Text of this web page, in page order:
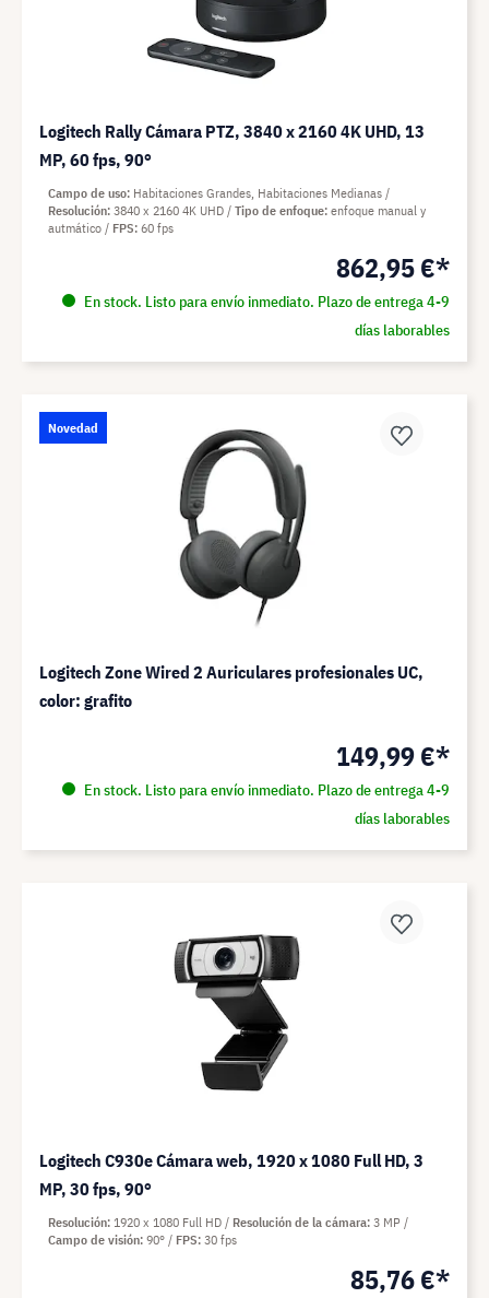
Logitech Rally Cámara PTZ, 3840 x 2160 4K UHD, 13
MP, 60 fps, 90°
862,95 €*
En stock. Listo para envío inmediato. Plazo de entrega 4-9
días laborables
Campo de uso Habitaciones Grandes, Habitaciones Medianas
Resolución 3840 x 2160 4K UHD Tipo de enfoque enfoque manual y
autmático
FPS 60 fps
Novedad
Logitech Zone Wired 2 Auriculares profesionales UC,
color: grafito
149,99 €*
En stock. Listo para envío inmediato. Plazo de entrega 4-9
días laborables
Logitech C930e Cámara web, 1920 x 1080 Full HD, 3
MP, 30 fps, 90°
85,76 €*
Resolución 1920 x 1080 Full HD Resolución de la cámara 3 MP
Campo de visión 90° FPS 30 fps